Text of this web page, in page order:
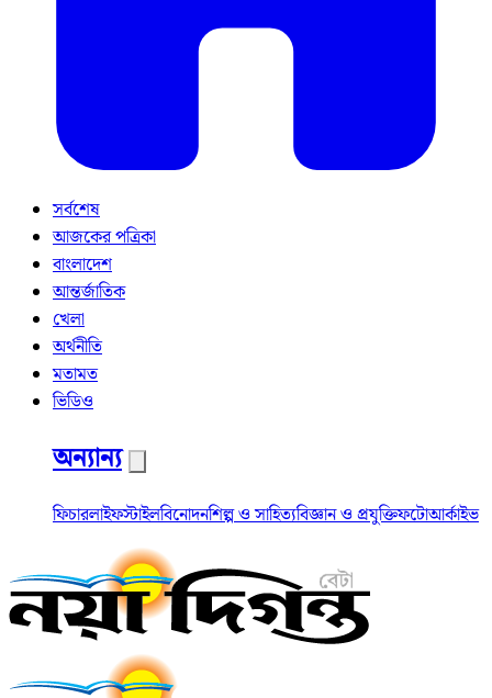
সর্বশেষ
আজকের পত্রিকা
বাংলাদেশ
আন্তর্জাতিক
খেলা
অর্থনীতি
মতামত
ভিডিও
অন্যান্য
ফিচারলাইফস্টাইলবিনোদনশিল্প ও সাহিত্যবিজ্ঞান ও প্রযুক্তিফটোআর্কাইভ